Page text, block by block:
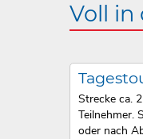
Voll in
Strecke ca.
Teilnehmer.
oder nach